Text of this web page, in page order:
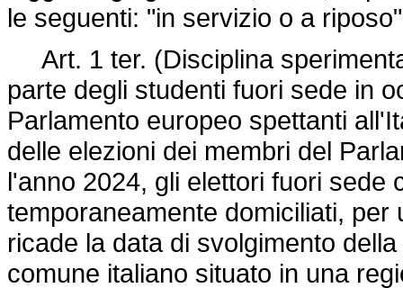
le seguenti: "in servizio o a
Art. 1 ter. (Disciplina
parte degli studenti fuori sede in
Parlamento europeo spettanti
delle elezioni dei membri del
l'anno 2024, gli elettori fuori sede
temporaneamente domiciliati,
ricade la data di svolgimento
comune italiano situato in una